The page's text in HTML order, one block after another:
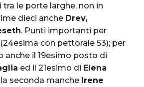
tra le porte larghe, non in
dieci anche Drev,
. Punti importanti per
(24esima con pettorale 53); per
anche il 19esimo posto di
ed il 21esimo di Elena
seconda manche Irene